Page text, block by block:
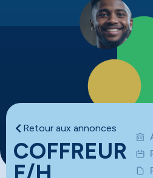
Retour aux annonces
COFFREUR